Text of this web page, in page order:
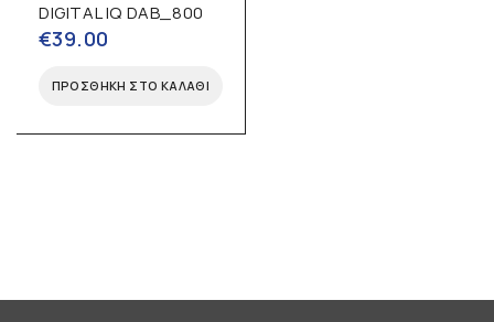
DIGITAL IQ DAB_800
€39.00
ΠΡΟΣΘΉΚΗ ΣΤΟ ΚΑΛΆΘΙ